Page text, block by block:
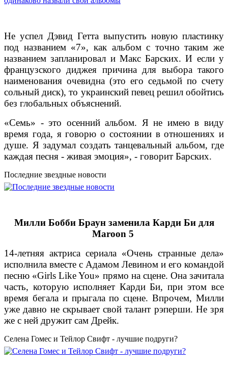
Не успел Дэвид Гетта выпустить новую пластинку
под названием «7», как альбом с точно таким же
названием запланировал и Макс Барских. И если у
французского диджея причина для выбора такого
наименования очевидна (это его седьмой по счету
сольный диск), то украинский певец решил обойтись
без глобальных объяснений.
«Семь» - это осенний альбом. Я не имею в виду
время года, я говорю о состоянии в отношениях и
душе. Я задумал создать танцевальный альбом, где
каждая песня - живая эмоция», - говорит Барских.
Последние звездные новости
Милли Бобби Браун заменила Карди Би для
Maroon 5
14-летняя актриса сериала «Очень странные дела»
исполнила вместе с Адамом Левином и его командой
песню «Girls Like You» прямо на сцене. Она зачитала
часть, которую исполняет Карди Би, при этом все
время бегала и прыгала по сцене. Впрочем, Милли
уже давно не скрывает свой талант рэперши. Не зря
же с ней дружит сам Дрейк.
Селена Гомес и Тейлор Свифт - лучшие подруги?